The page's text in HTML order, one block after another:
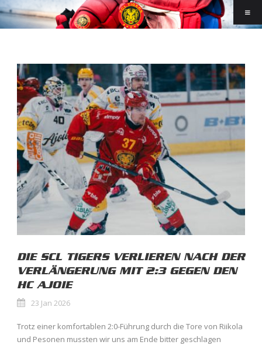
DIE SCL TIGERS VERLIEREN NACH DER
VERLÄNGERUNG MIT 2:3 GEGEN DEN
HC AJOIE
23 Jan 2026
Trotz einer komfortablen 2:0-Führung durch die Tore von Riikola
und Pesonen mussten wir uns am Ende bitter geschlagen